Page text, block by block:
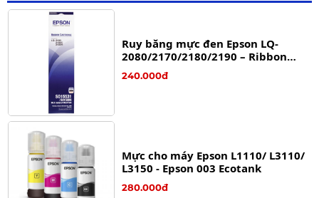
Ruy băng mực đen Epson LQ-
2080/2170/2180/2190 – Ribbon
chính hãng cho máy in kim Epson
LQ Series
240.000đ
Mực cho máy Epson L1110/ L3110/
L3150 - Epson 003 Ecotank
280.000đ